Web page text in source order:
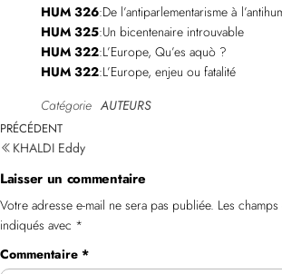
HUM 326:De l’antiparlementarisme à
HUM 325:Un bicentenaire introuvable
HUM 322:L’Europe, Qu’es aquò ?
HUM 322:L’Europe, enjeu ou fatalité
Catégorie AUTEURS
PRÉCÉDENT
KHALDI Eddy
Laisser un commentaire
Votre adresse e-mail ne sera pas publiée. Les
indiqués avec *
Commentaire *